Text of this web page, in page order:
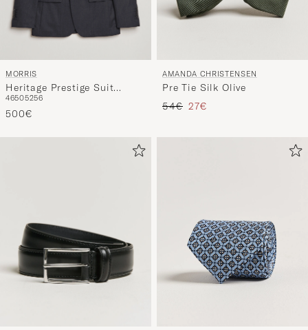
MORRIS
Heritage Prestige Suit
Jacket Grey
46505256
500€
AMANDA CHRISTENSEN
Pre Tie Silk Olive
Regulärer Preis
54€ Reduzierter Preis
27€